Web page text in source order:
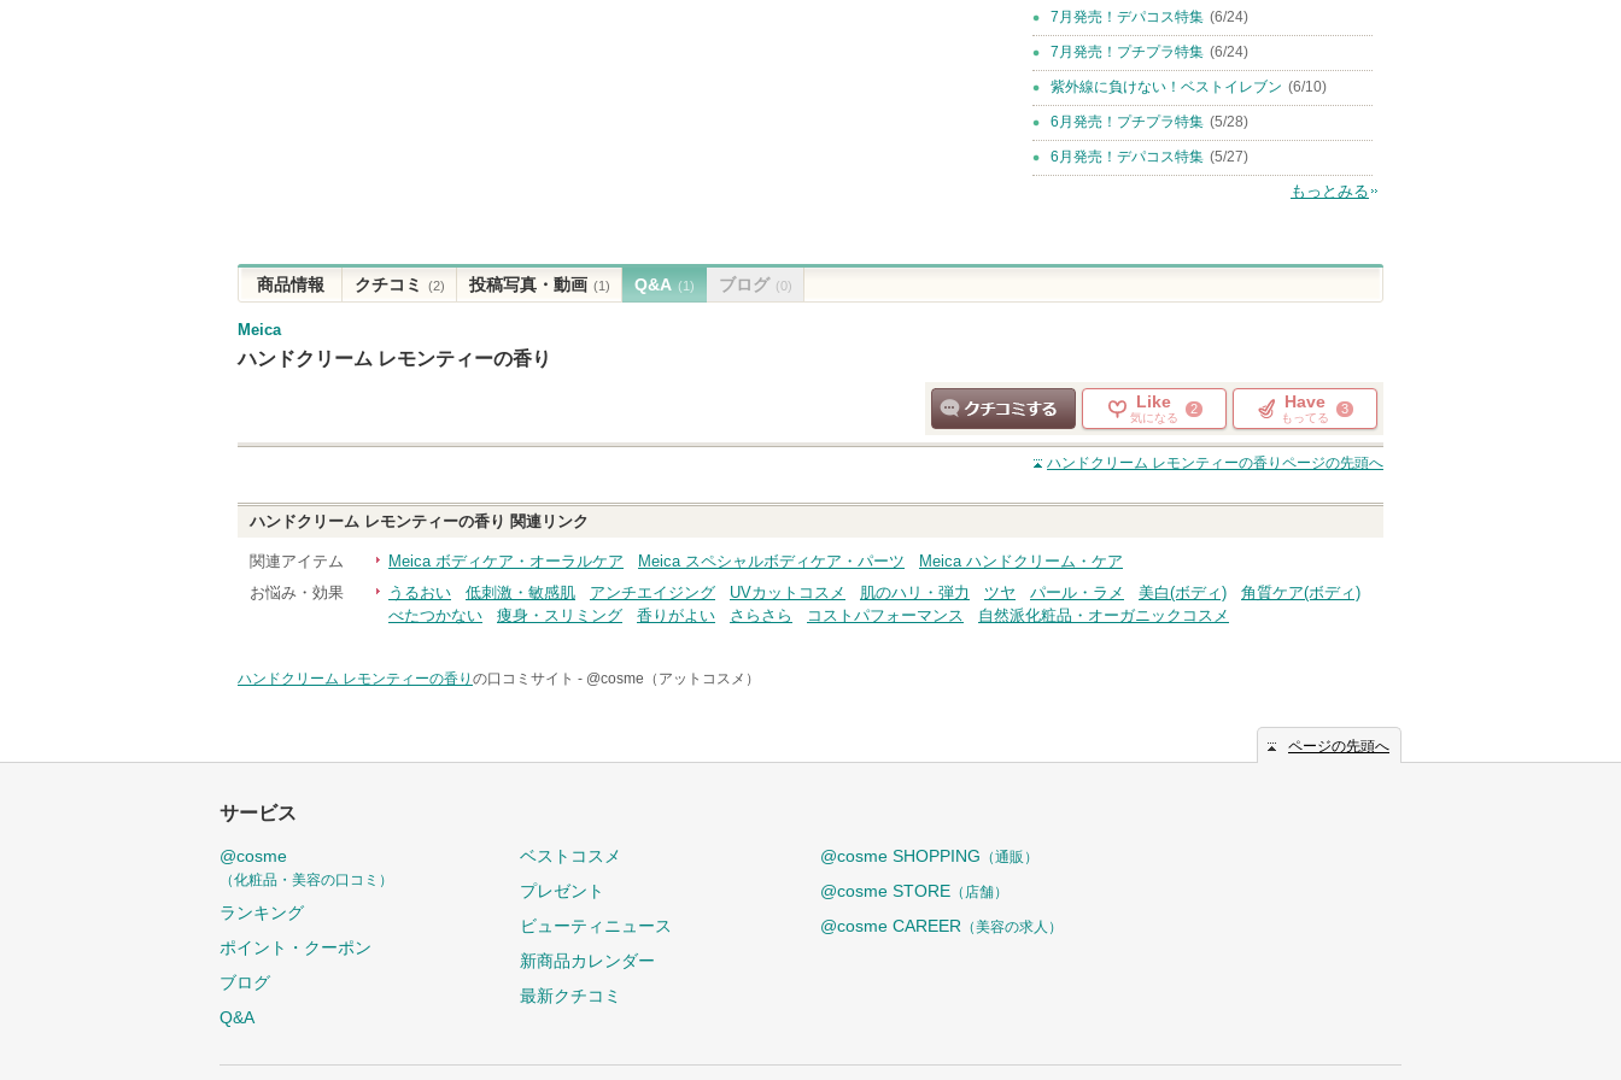
7月発売！デパコス特集 (6/24)
7月発売！プチプラ特集 (6/24)
紫外線に負けない！ベストイレブン (6/10)
6月発売！プチプラ特集 (5/28)
6月発売！デパコス特集 (5/27)
もっとみる
商品情報 クチコミ (2) 投稿写真・動画 (1) Q&A (1) ブログ (0)
Meica
ハンドクリーム レモンティーの香り
クチコミする
Like
気になる
2 Have
もってる
3
ハンドクリーム レモンティーの香り ページの先頭へ
ハンドクリーム レモンティーの香り 関連リンク
関連アイテム Meica ボディケア・オーラルケア Meica スペシャルボディケア・パーツ
Meica ハンドクリーム・ケア
お悩み・効果
うるおい 低刺激・敏感肌 アンチエイジング UVカットコスメ 肌のハリ・弾力 ツヤ パール・ラメ 美白(ボディ)
角質ケア(ボディ)
べたつかない
痩身・スリミング 香りがよい さらさら コストパフォーマンス 自然派化粧品・オーガニックコスメ
ハンドクリーム レモンティーの香り の口コミサイト - @cosme（アットコスメ）
ページの先頭へ
サービス
@cosme
（化粧品・美容の口コミ）
ランキング
ポイント・クーポン
ブログ
Q&A
ベストコスメ
プレゼント
ビューティニュース
新商品カレンダー
最新クチコミ
@cosme SHOPPING （通販）
@cosme STORE （店舗）
@cosme CAREER （美容の求人）